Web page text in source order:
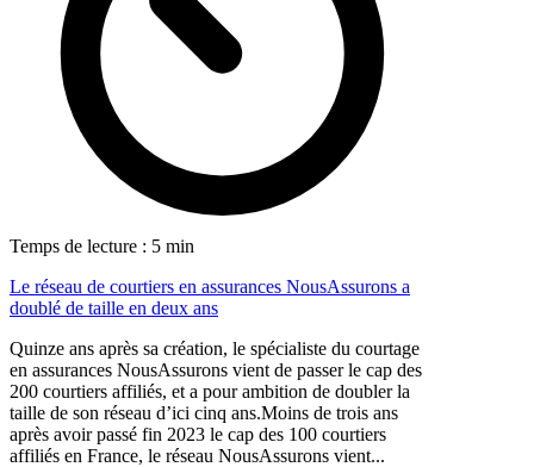
Temps de lecture : 5 min
Le réseau de courtiers en assurances NousAssurons a
doublé de taille en deux ans
Quinze ans après sa création, le spécialiste du courtage
en assurances NousAssurons vient de passer le cap des
200 courtiers affiliés, et a pour ambition de doubler la
taille de son réseau d’ici cinq ans.Moins de trois ans
après avoir passé fin 2023 le cap des 100 courtiers
affiliés en France, le réseau NousAssurons vient...